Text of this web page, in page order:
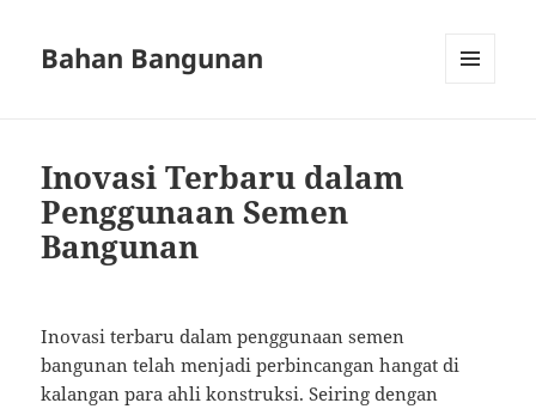
Bahan Bangunan
Inovasi Terbaru dalam
Penggunaan Semen
Bangunan
Inovasi terbaru dalam penggunaan semen
bangunan telah menjadi perbincangan hangat di
kalangan para ahli konstruksi. Seiring dengan